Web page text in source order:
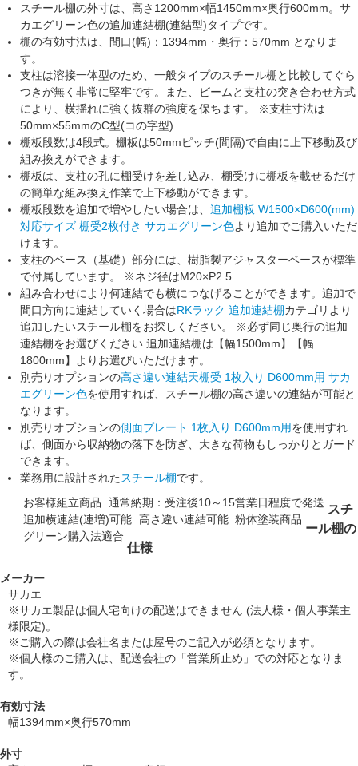
スチール棚の外寸は、高さ1200mm×幅1450mm×奥行600mm。サ
カエグリーン色の追加連結棚(連結型)タイプです。
棚の有効寸法は、間口(幅)：1394mm・奥行：570mm となりま
す。
支柱は溶接一体型のため、一般タイプのスチール棚と比較して ぐら
つきが無く 非常に堅牢です。また、ビームと支柱の突き合わせ方式
により、横揺れに強く抜群の強度を保ちます。 ※支柱寸法は
50mm×55mmのC型(コの字型)
棚板段数は4段式。棚板は50mmピッチ(間隔)で自由に上下移動及び
組み換えができます。
棚板は、支柱の孔に棚受けを差し込み、棚受けに棚板を載せるだけ
の簡単な組み換え作業で上下移動ができます。
棚板段数を追加で増やしたい場合は、 追加棚板 W1500×D600(mm)
対応サイズ 棚受2枚付き サカエグリーン色より追加でご購入いただ
けます。
支柱のベース（基礎）部分には、 樹脂製アジャスターベースが標準
で付属しています。 ※ネジ径はM20×P2.5
組み合わせにより何連結でも横につなげることができます。追加で
間口方向に連結していく場合はRKラック 追加連結棚カテゴリより
追加したいスチール棚をお探しください。
※必ず同じ奥行の追加
連結棚をお選びください 追加連結棚は【幅1500mm】【幅
1800mm】よりお選びいただけます。
別売りオプションの高さ違い連結天棚受 1枚入り D600mm用 サカ
エグリーン色を使用すれば、スチール棚の高さ違いの連結が可能と
なります。
別売りオプションの側面プレート 1枚入り D600mm用を使用すれ
ば、側面から収納物の落下を防ぎ、大きな荷物もしっかりとガード
できます。
業務用に設計された スチール棚です。
お客様組立商品
通常納期：受注後10～15営業日程度で発送
追加横連結(連増)可能 高さ違い連結可能 粉体塗装商品
グリーン購入法適合
スチ
ール棚の
仕様
メーカー
サカエ
※サカエ製品は個人宅向けの配送はできません (法人様・個人事業主
様限定)。
※ご購入の際は会社名または屋号のご記入が必須となります。
※個人様のご購入は、配送会社の「営業所止め」での対応となりま
す。
有効寸法
幅1394mm×奥行570mm
外寸